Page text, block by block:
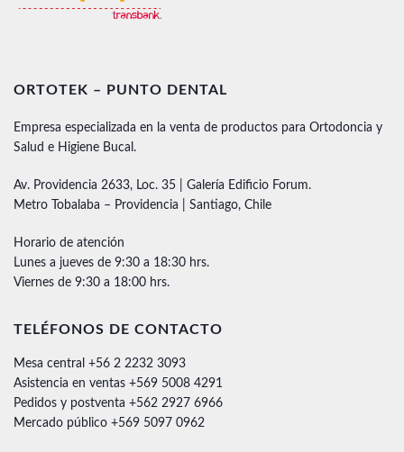
ORTOTEK – PUNTO DENTAL
Empresa especializada en la venta de productos para Ortodoncia y
Salud e Higiene Bucal.
Av. Providencia 2633, Loc. 35 | Galería Edificio Forum.
Metro Tobalaba – Providencia | Santiago, Chile
Horario de atención
Lunes a jueves de 9:30 a 18:30 hrs.
Viernes de 9:30 a 18:00 hrs.
TELÉFONOS DE CONTACTO
Mesa central +56 2 2232 3093
Asistencia en ventas +569 5008 4291
Pedidos y postventa +562 2927 6966
Mercado público +569 5097 0962